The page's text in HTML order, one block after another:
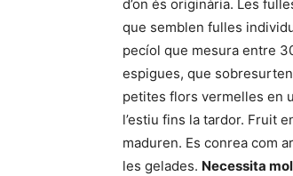
d’on és originària. Les
que semblen fulles
pecíol que mesura entre
espigues, que
petites flors vermelles en
l’estiu fins la tardor. Fruit
maduren. Es conrea com
les gelades. Necessita